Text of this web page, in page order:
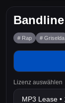
Bandline
# Rap # Griselda
Lizenz auswählen